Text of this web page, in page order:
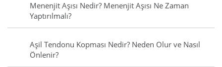
Menenjit Aşısı Nedir? Menenjit Aşısı Ne Zaman
Yaptırılmalı?
Aşil Tendonu Kopması Nedir? Neden Olur ve Nasıl
Önlenir?